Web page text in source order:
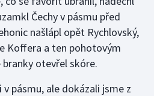
Čechy v pásmu před
našlápl opět Rychlovský,
Koffera a ten pohotovým
otevřel skóre.
pásmu, ale dokázali jsme z